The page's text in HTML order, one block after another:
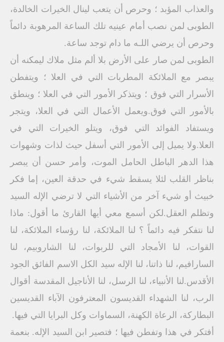
والعذاب المؤبد ؛ وحرص أن يتعب لينال الخيرات الخالدة،
الطوبى لمن نصب أمام عينيه تلك الساعة المرهوبة دائماً
وحرص أن يرضي اللـه ما دام توجد ساعة.
الطوبى لمن صار على الأرض بلا ألم مثل ملاك ليمكنه أن
يبصر مع الملائكة المطربات التي في العلا ؛ ويتفطن
الأسرار التي فوق ؛ ويتذكر الأمور التي في العلا ؛ وينطق
بالأمور التي فوق.ويعمل الأعمال التي في العلا، ويتجر
ويستفاد الفوائد التي فوق، ويتلو الخيرات التي في
العلا.ولا يميل إلى الأمور التي أسفل حيث لذات وشهوات
هذا الدهر الباطل الحامل الموت، وأمر حسن أن يبصر
بناظر القلب لئلا يسقط شيء في حدقة العين، إما فكر
خبيث أو شيء آخر من الأشياء التي لا ترضي الإله السيد
وتظلم العقل.لكن أسمع معي أيها القارئ ما أقول: ماذا
لنا نتفكر فيه دائماً ؟ لنا الملائكة، لنا رؤساء الملائكة، لنا
القوات، لنا الأمجاد التي للربوات، لنا الشاروبيم، لنا
السارافيم، لنا ذاتنا، لنا الإله سيد الكل الاسم الفائق الجود
الأقدس.لنا الأنبياء، لنا الرسل، لنا الأناجيل المقدسة أقوال
الرب، لنا الشهداء القديسون المعترفون الآباء القديسين
البطاركة، الرعاة الكهنة، السماوات وكل البرايا التي فيها.
أفتكر في هذا وتفطن فيها ؛ فتصير ابن السيد الإله. بنعمة